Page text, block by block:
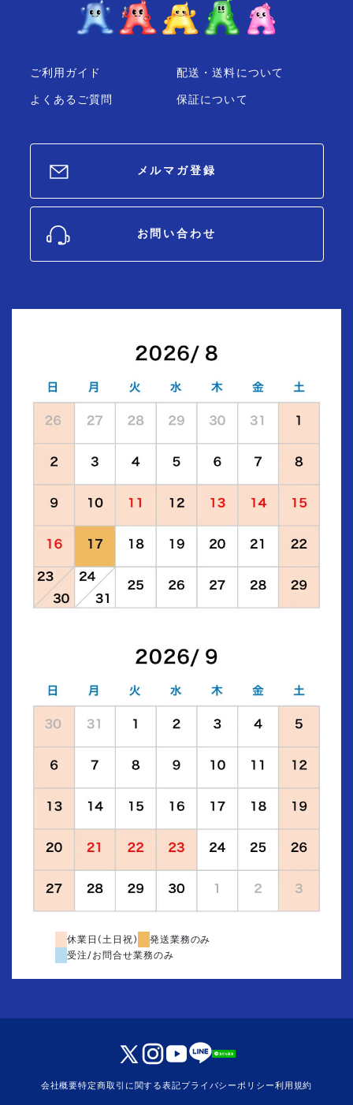
ご利用ガイド
よくあるご質問
配送・送料について
保証について
メルマガ登録
お問い合わせ
休業日(土日祝)
発送業務のみ
受注/お問合せ業務のみ
会社概要特定商取引に関する表記プライバシーポリシー利用規約